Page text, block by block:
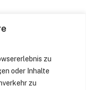
zu
oder Inhalte
zu